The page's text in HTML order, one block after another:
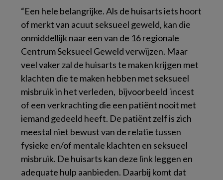
“Een hele belangrijke. Als de huisarts iets hoort
of merkt van acuut seksueel geweld, kan die
onmiddellijk naar een van de 16 regionale
Centrum Seksueel Geweld verwijzen. Maar
veel vaker zal de huisarts te maken krijgen met
klachten die te maken hebben met seksueel
misbruik in het verleden, bijvoorbeeld incest
of een verkrachting die een patiënt nooit met
iemand gedeeld heeft. De patiënt zelf is zich
meestal niet bewust van de relatie tussen
fysieke en/of mentale klachten en seksueel
misbruik. De huisarts kan deze link leggen en
adequate hulp aanbieden. Daarbij komt dat